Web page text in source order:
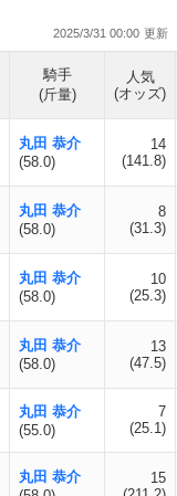
2025/3/31 00:00
騎手
(斤量)
人気
(オッズ)
丸田 恭介
(58.0)
14
(141.8)
丸田 恭介
(58.0)
8
(31.3)
丸田 恭介
(58.0)
10
(25.3)
丸田 恭介
(58.0)
13
(47.5)
丸田 恭介
(55.0)
7
(25.1)
丸田 恭介
15